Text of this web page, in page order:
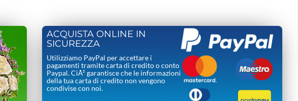
ACQUISTA ONLINE IN
SICUREZZA
Utilizziamo PayPal per accettare i
pagamenti tramite carta di credito o conto
Paypal. CiÃ² garantisce che le informazioni
della tua carta di credito non vengono
condivise con noi.